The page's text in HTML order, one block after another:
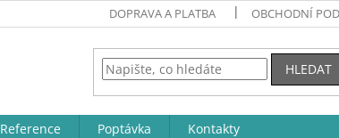
DOPRAVA A PLATBA OBCHODNÍ
HLEDAT
Reference Poptávka
Kontakty